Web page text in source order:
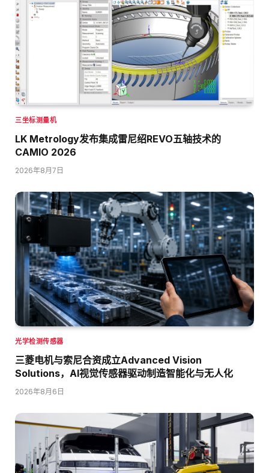
三坐标测量机
LK Metrology发布集成雷尼绍REVO五轴技术的
CAMIO 2026
2026年8月7日
光学检测传感器
三菱电机与索尼合资成立Advanced Vision
Solutions，AI视觉传感器驱动制造智能化与无人化
2026年8月6日